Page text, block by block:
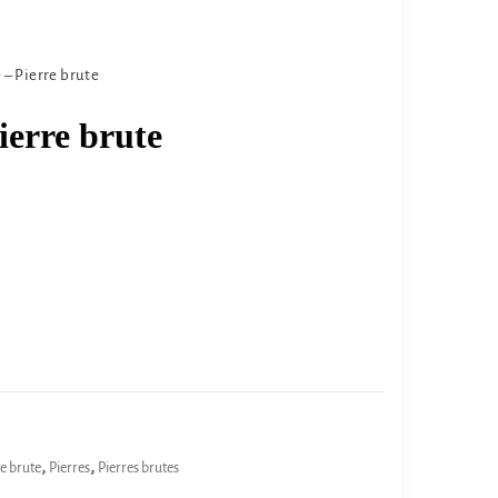
Pierre brute
brute
brute, Pierres, Pierres brutes